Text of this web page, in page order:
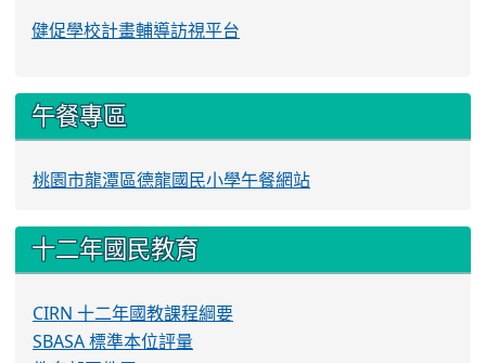
健促學校計畫輔導訪視平台
午餐專區
桃園市龍潭區德龍國民小學午餐網站
十二年國民教育
CIRN 十二年國教課程綱要
SBASA 標準本位評量